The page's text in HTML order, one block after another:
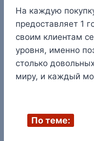
На каждую
предоставляет 1
своим клиентам
уровня, именно
столько
миру, и каждый
По теме: